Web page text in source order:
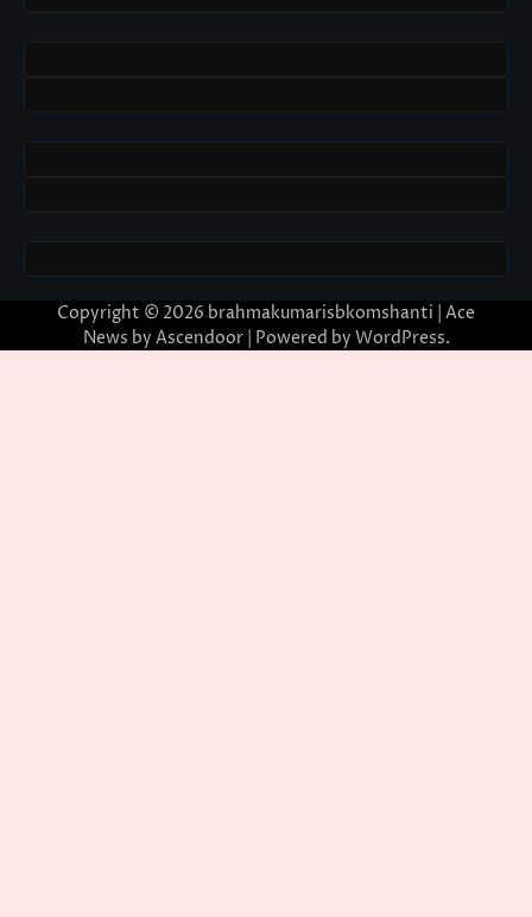
Copyright © 2026 brahmakumarisbkomshanti | Ace
News by Ascendoor| Powered by WordPress.